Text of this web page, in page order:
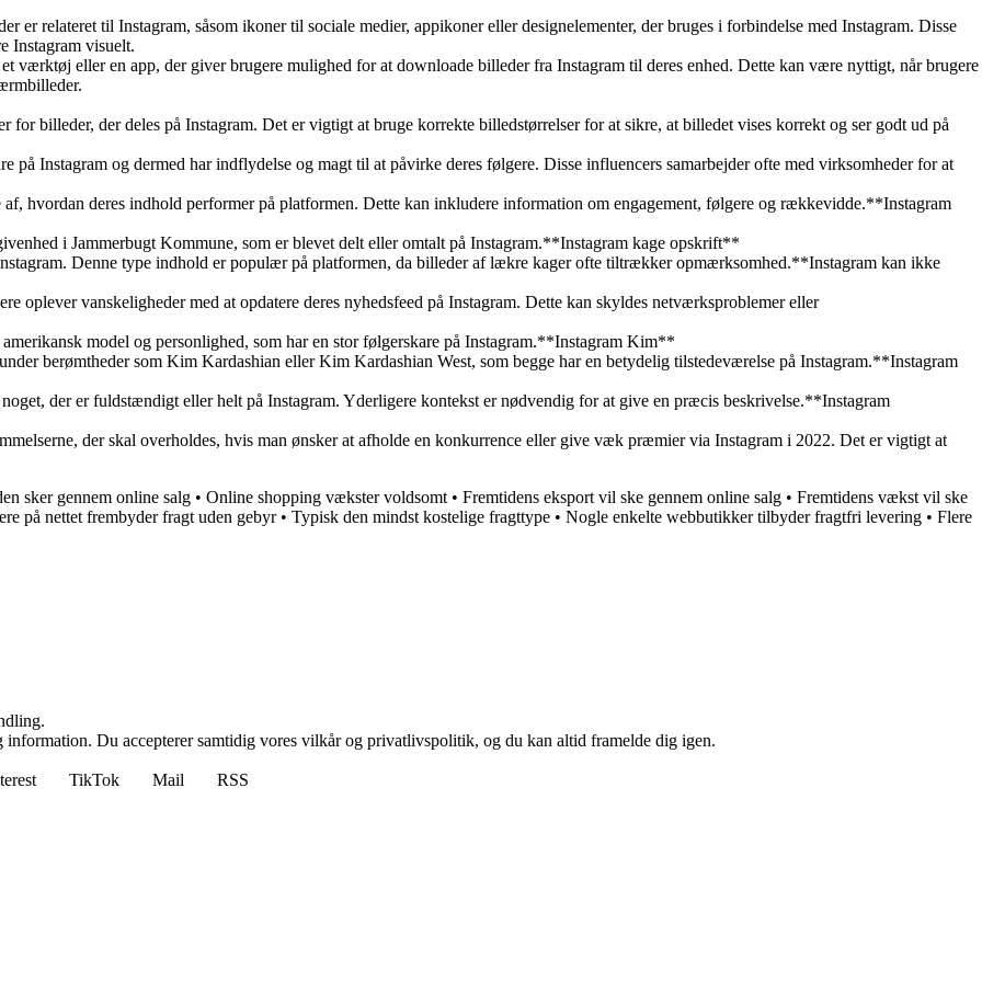
er relateret til Instagram, såsom ikoner til sociale medier, appikoner eller designelementer, der bruges i forbindelse med Instagram. Disse
Instagram visuelt.
værktøj eller en app, der giver brugere mulighed for at downloade billeder fra Instagram til deres enhed. Dette kan være nyttigt, når brugere
for billeder, der deles på Instagram. Det er vigtigt at bruge korrekte billedstørrelser for at sikre, at billedet vises korrekt og ser godt ud på
på Instagram og dermed har indflydelse og magt til at påvirke deres følgere. Disse influencers samarbejder ofte med virksomheder for at
hvordan deres indhold performer på platformen. Dette kan inkludere information om engagement, følgere og rækkevidde.**Instagram
i Jammerbugt Kommune, som er blevet delt eller omtalt på Instagram.**Instagram kage opskrift**
Denne type indhold er populær på platformen, da billeder af lækre kager ofte tiltrækker opmærksomhed.**Instagram kan ikke
oplever vanskeligheder med at opdatere deres nyhedsfeed på Instagram. Dette kan skyldes netværksproblemer eller
model og personlighed, som har en stor følgerskare på Instagram.**Instagram Kim**
berømtheder som Kim Kardashian eller Kim Kardashian West, som begge har en betydelig tilstedeværelse på Instagram.**Instagram
der er fuldstændigt eller helt på Instagram. Yderligere kontekst er nødvendig for at give en præcis beskrivelse.**Instagram
der skal overholdes, hvis man ønsker at afholde en konkurrence eller give væk præmier via Instagram i 2022. Det er vigtigt at
sker gennem online salg • Online shopping vækster voldsomt • Fremtidens eksport vil ske gennem online salg • Fremtidens vækst vil ske
på nettet frembyder fragt uden gebyr• Typisk den mindst kostelige fragttype • Nogle enkelte webbutikker tilbyder fragtfri levering • Flere
Du accepterer samtidig vores vilkår og privatlivspolitik, og du kan altid framelde dig igen.
TikTok Mail RSS